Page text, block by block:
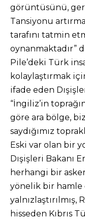
görüntüsünü,
Tansiyonu
tarafını tatmin
oynanmaktadır”
Pile’deki Türk
kolaylaştırmak
ifade eden
“İngiliz’in
göre ara bölge,
saydığımız
Eski var olan bir
Dışişleri Bakanı
herhangi bir
yönelik bir hamle
hisseden Kıbrıs